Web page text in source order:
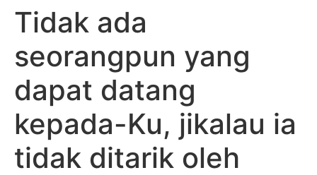
Tidak ada
seorangpun yang
dapat datang
kepada-Ku, jikalau ia
tidak ditarik oleh